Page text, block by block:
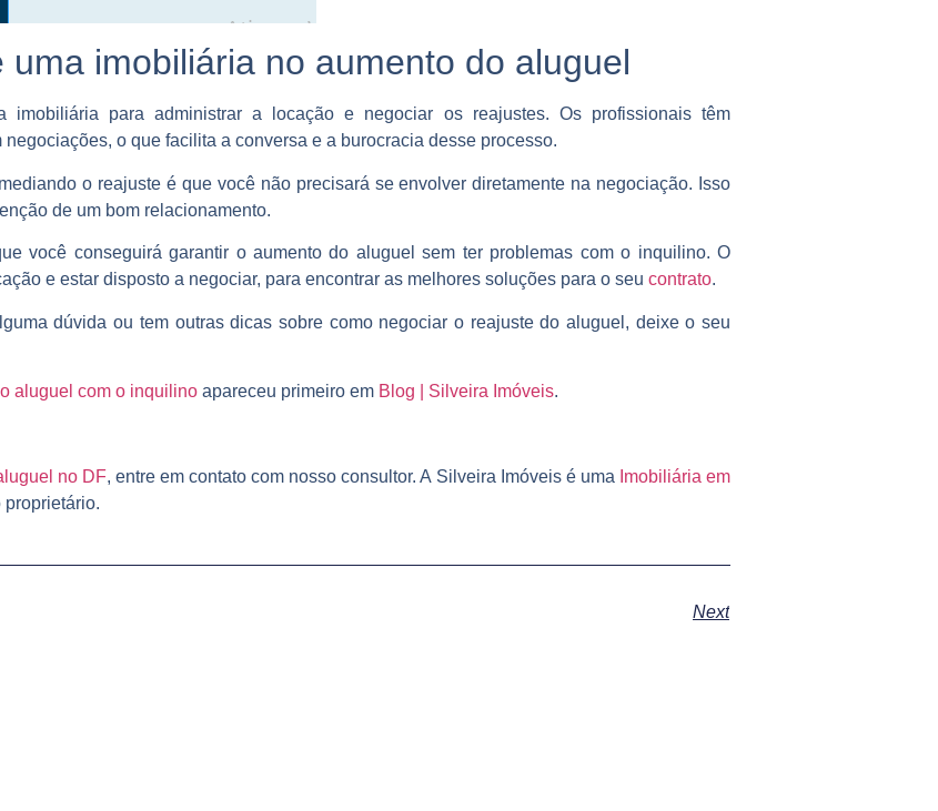
imobiliária no aumento do aluguel
imobiliária para administrar a locação e negociar os reajustes. Os profissionais têm
o que facilita a conversa e a burocracia desse processo.
o reajuste é que você não precisará se envolver diretamente na negociação. Isso
de um bom relacionamento.
você conseguirá garantir o aumento do aluguel sem ter problemas com o inquilino. O
e estar disposto a negociar, para encontrar as melhores soluções para o seu contrato.
dúvida ou tem outras dicas sobre como negociar o reajuste do aluguel, deixe o seu
aluguel com o inquilino apareceu primeiro em Blog | Silveira Imóveis.
no DF, entre em contato com nosso consultor. A Silveira Imóveis é uma Imobiliária em
Next